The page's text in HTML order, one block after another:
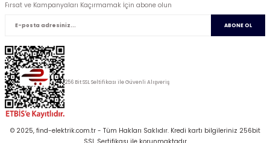
Fırsat ve Kampanyaları Kaçırmamak İçin abone olun
ABONE OL
256 Bit SSL Seltifikası ile Güvenli Alışveriş
© 2025, find-elektrik.com.tr - Tüm Hakları Saklıdır. Kredi kartı bilgileriniz 256bit